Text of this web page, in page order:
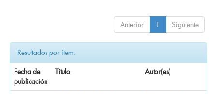
Anterior 1 Siguiente
Resultados por ítem:
Fecha de
publicación
Título Autor(es)